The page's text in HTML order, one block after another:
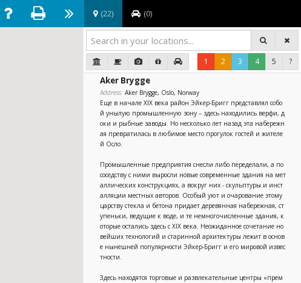
(22) (0)
1 2 3 4 5 ?
Aker Brygge
Address: Aker Brygge, Oslo, Norway
Еще в начале XIX века район Эйкер-Бригг представлял собо
й унылую промышленную зону – здесь находились верфи, д
оки и рыбные заводы. Но несколько лет назад эта набережн
ая превратилась в любимое место прогулок гостей и жителе
й Осло.
Промышленные предприятия снесли либо переделали, а по
соседству с ними выросли новые современные здания на мет
аллических конструкциях, а вокруг них - скульптуры и инст
алляции местных авторов. Особый уют и очарование этому
царству стекла и бетона придает деревянная набережная, ст
упеньки, ведущие к воде, и те немногочисленные здания, к
оторые остались здесь с XIX века. Неожиданное сочетание но
вейших технологий и старинной архитектуры лежит в основ
е нынешней популярности Эйкер-Бригг и его мировой извес
тности.
Здесь находятся торговые и развлекательные центры «прем